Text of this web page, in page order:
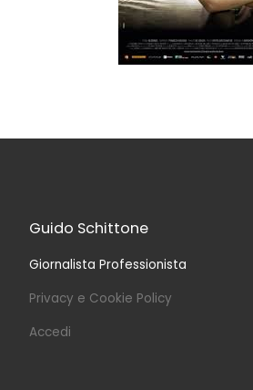
Guido Schittone
Giornalista Professionista
Privacy e Cookie Policy
Accedi